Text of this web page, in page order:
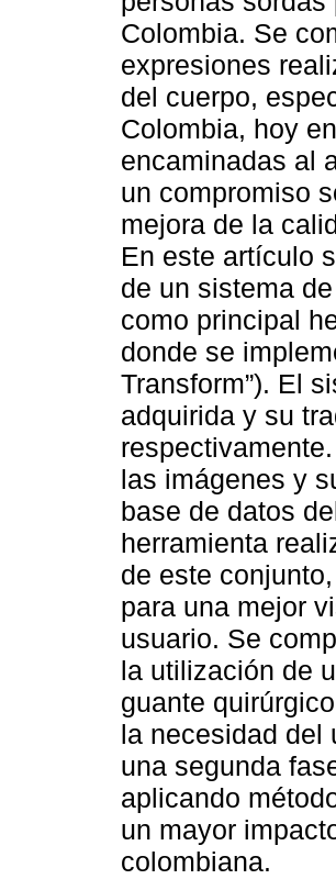
Colombia. Se
expresiones
del cuerpo,
Colombia, hoy
encaminadas al
un compromiso
mejora de la
En este artículo
de un sistema
como principal
donde se
Transform”). El
adquirida y su
las imágenes y
base de datos
herramienta
de este
para una mejor
usuario. Se
la utilización de
guante
la necesidad del
una segunda
aplicando
un mayor
colombiana.